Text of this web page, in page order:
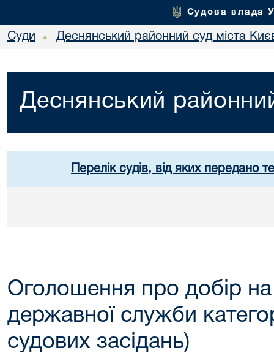
Судова влада
Суди • Деснянський районний суд міста
Деснянський
Перелік судів, від яких передано
Оголошення про добір
державної служби
судових засідань)